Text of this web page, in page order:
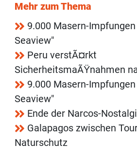
Mehr zum Thema
9.000 Masern-
Seaview"
Peru verstÃ¤rkt
SicherheitsmaÃŸnahmen
9.000 Masern-
Seaview"
Ende der Narcos-
Galapagos zwischen
Naturschutz